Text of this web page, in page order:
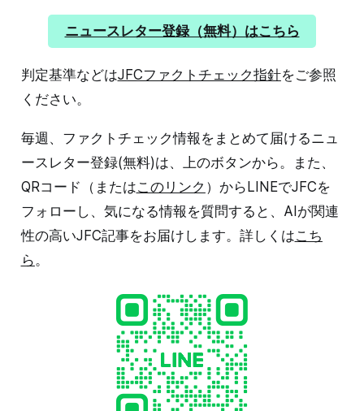
ニュースレター登録（無料）はこちら
判定基準などはJFCファクトチェック指針をご参照
ください。
毎週、ファクトチェック情報をまとめて届けるニュ
ースレター登録(無料)は、上のボタンから。また、
QRコード（またはこのリンク ）からLINEでJFCを
フォローし、気になる情報を質問すると、AIが関連
性の高いJFC記事をお届けします。詳しくはこち
ら 。